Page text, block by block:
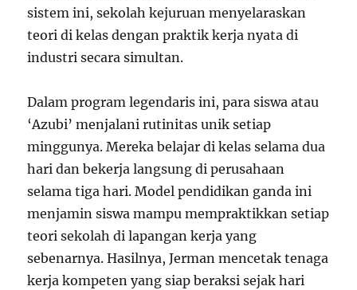
sistem ini, sekolah kejuruan menyelaraskan
teori di kelas dengan praktik kerja nyata di
industri secara simultan.
Dalam program legendaris ini, para siswa atau
‘Azubi’ menjalani rutinitas unik setiap
minggunya. Mereka belajar di kelas selama dua
hari dan bekerja langsung di perusahaan
selama tiga hari. Model pendidikan ganda ini
menjamin siswa mampu mempraktikkan setiap
teori sekolah di lapangan kerja yang
sebenarnya. Hasilnya, Jerman mencetak tenaga
kerja kompeten yang siap beraksi sejak hari